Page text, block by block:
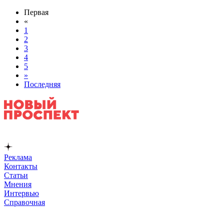
Первая
«
1
2
3
4
5
»
Последняя
Реклама
Контакты
Статьи
Мнения
Интервью
Справочная